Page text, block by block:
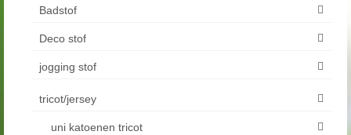
Badstof
Deco stof
jogging stof
tricot/jersey
uni katoenen tricot